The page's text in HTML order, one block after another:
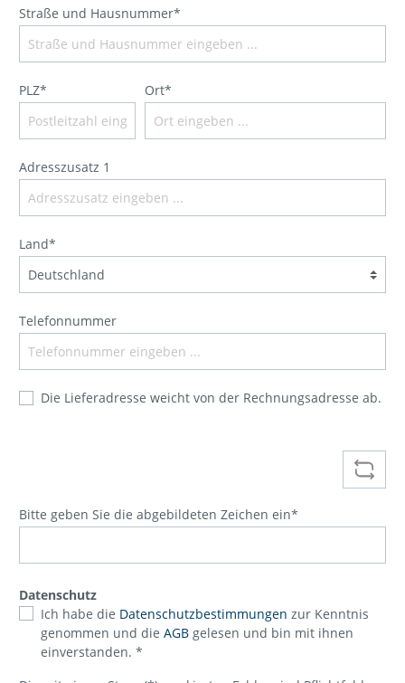
Straße und Hausnummer*
PLZ* Ort*
Adresszusatz 1
Land*
Telefonnummer
Die Lieferadresse weicht von der Rechnungsadresse ab.
Bitte geben Sie die abgebildeten Zeichen ein*
Datenschutz
Ich habe die Datenschutzbestimmungen zur Kenntnis
genommen und die AGB gelesen und bin mit ihnen
einverstanden. *